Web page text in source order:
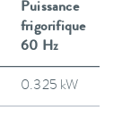
Puissance
frigorifique
60 Hz
0.325 kW